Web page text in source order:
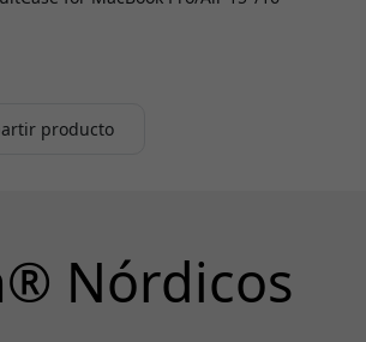
producto
Nórdicos